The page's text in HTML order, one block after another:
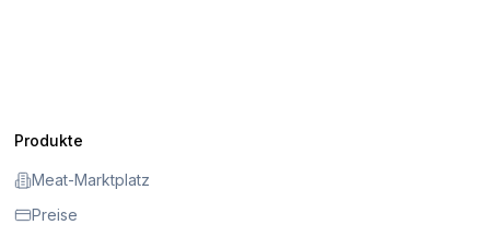
Produkte
Meat-Marktplatz
Preise